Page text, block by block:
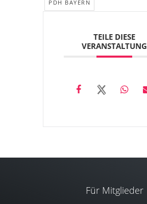
PDH BAYERN
TEILE DIESE
VERANSTALTUNG
Für Mitglieder